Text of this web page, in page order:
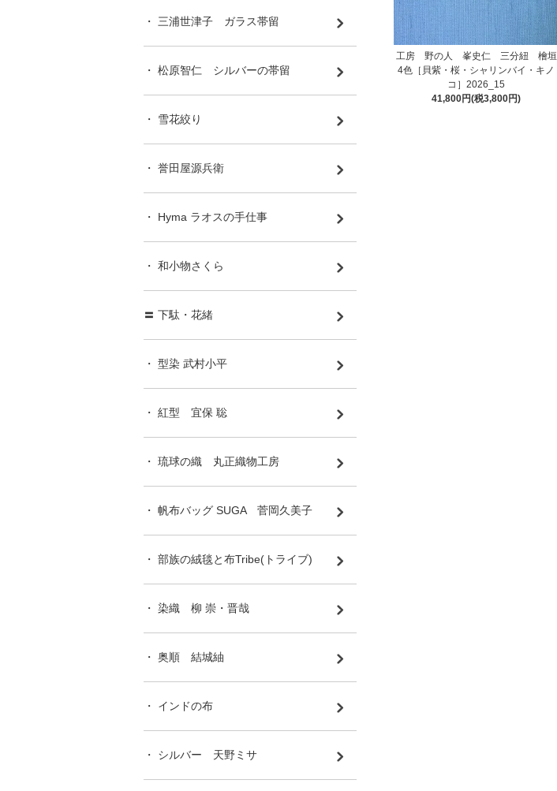
工房 野の人 峯史仁 三分紐 檜垣
4色［貝紫・桜・シャリンバイ・キノ
コ］2026_15
41,800円(税3,800円)
・ 三浦世津子 ガラス帯留
・ 松原智仁 シルバーの帯留
・ 雪花絞り
・ 誉田屋源兵衛
・ Hyma ラオスの手仕事
・ 和小物さくら
〓 下駄・花緒
・ 型染 武村小平
・ 紅型 宜保 聡
・ 琉球の織 丸正織物工房
・ 帆布バッグ SUGA 菅岡久美子
・ 部族の絨毯と布Tribe(トライブ)
・ 染織 柳 崇・晋哉
・ 奥順 結城紬
・ インドの布
・ シルバー 天野ミサ